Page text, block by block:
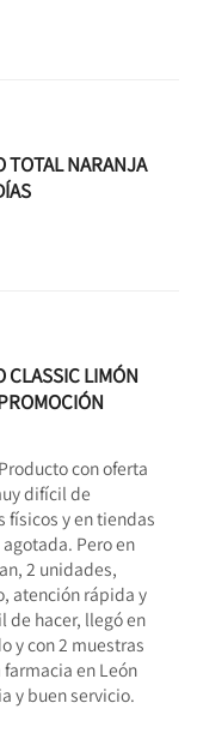
TOTAL NARANJA
CLASSIC LIMÓN
con oferta
difícil de
físicos y en tiendas
Pero en
2 unidades,
atención rápida y
de hacer, llegó en
y con 2 muestras
en León
y buen servicio.